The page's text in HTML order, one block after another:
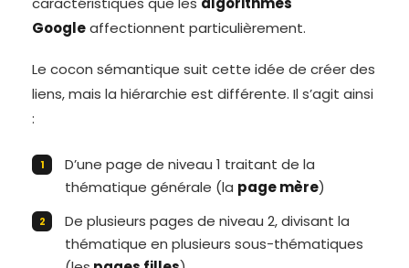
Googleaffectionnent particulièrement.
Le cocon sémantique suit cette idée de créer des
liens, mais la hiérarchie est différente. Il s’agit ainsi
:
D’une page de niveau 1 traitant de la
thématique générale (la page mère)
De plusieurs pages de niveau 2, divisant la
thématique en plusieurs sous-thématiques